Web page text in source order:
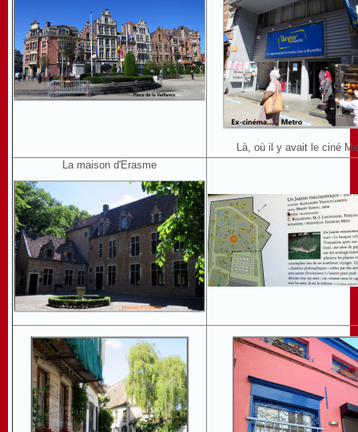
Là, où il y avait le ciné
La maison d'Erasme